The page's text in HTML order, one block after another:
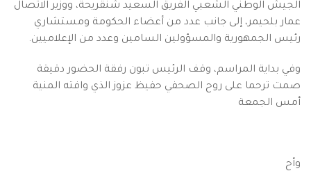
الجيش الوطني الشعبي الفريق السعيد شنقريحة، ووزير الاتصال
عمار بلحيمر، إلى جانب عدد من أعضاء الحكومة ومستشاري
رئيس الجمهورية والمسؤولين السامين وعدد من الإعلاميين.
وفي بداية المراسم، وقف الرئيس تبون رفقة الحضور دقيقة
صمت ترحما على روح الصحفي حفيظ عزوز الذي وافته المنية
أمس الجمعة
وأح